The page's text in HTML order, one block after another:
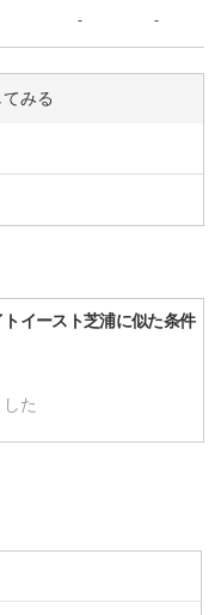
- -
みる
トイースト芝浦に似た条件
た